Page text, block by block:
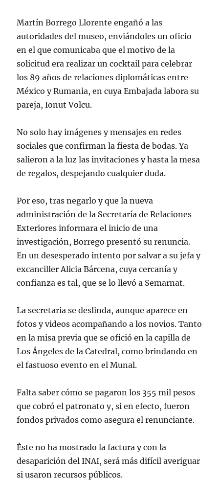
Martín Borrego Llorente engañó a las
autoridades del museo, enviándoles un oficio
en el que comunicaba que el motivo de la
solicitud era realizar un cocktail para celebrar
los 89 años de relaciones diplomáticas entre
México y Rumania, en cuya Embajada labora su
pareja, Ionut Volcu.
No solo hay imágenes y mensajes en redes
sociales que confirman la fiesta de bodas. Ya
salieron a la luz las invitaciones y hasta la mesa
de regalos, despejando cualquier duda.
Por eso, tras negarlo y que la nueva
administración de la Secretaría de Relaciones
Exteriores informara el inicio de una
investigación, Borrego presentó su renuncia.
En un desesperado intento por salvar a su jefa y
excanciller Alicia Bárcena, cuya cercanía y
confianza es tal, que se lo llevó a Semarnat.
La secretaria se deslinda, aunque aparece en
fotos y videos acompañando a los novios. Tanto
en la misa previa que se ofició en la capilla de
Los Ángeles de la Catedral, como brindando en
el fastuoso evento en el Munal.
Falta saber cómo se pagaron los 355 mil pesos
que cobró el patronato y, si en efecto, fueron
fondos privados como asegura el renunciante.
Éste no ha mostrado la factura y con la
desaparición del INAI, será más difícil averiguar
si usaron recursos públicos.